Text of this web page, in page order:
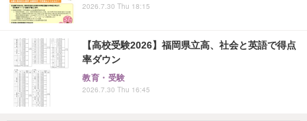
2026.7.30 Thu 18:15
【高校受験2026】福岡県立高、社会と英語で得点
率ダウン
教育・受験
2026.7.30 Thu 16:45